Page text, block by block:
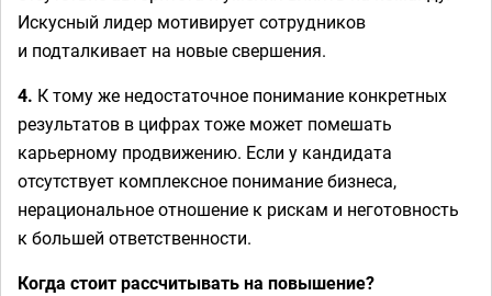
Искусный лидер мотивирует сотрудников
и подталкивает на новые свершения.
4. К тому же недостаточное понимание конкретных
результатов в цифрах тоже может помешать
карьерному продвижению. Если у кандидата
отсутствует комплексное понимание бизнеса,
нерациональное отношение к рискам и неготовность
к большей ответственности.
Когда стоит рассчитывать на повышение?